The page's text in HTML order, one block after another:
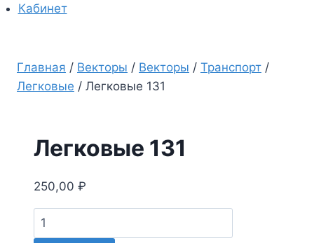
Кабинет
Главная / Векторы / Векторы / Транспорт /
Легковые / Легковые 131
Легковые 131
250,00 ₽
Количество
товара